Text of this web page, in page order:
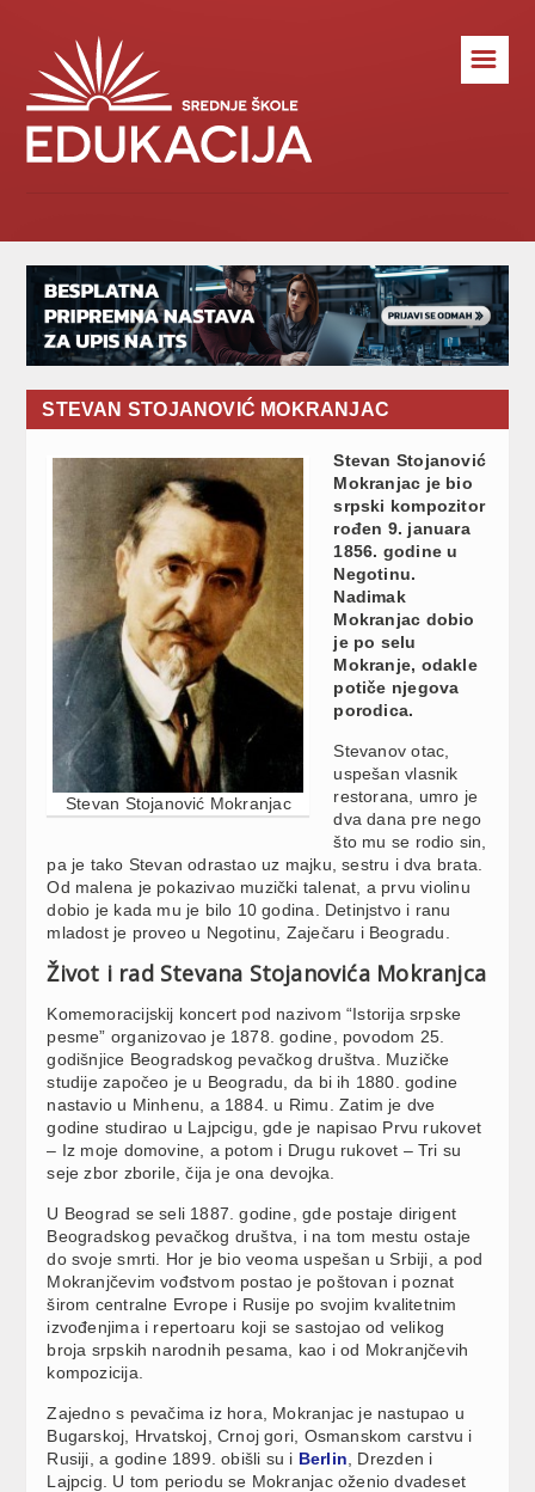
☰
STEVAN STOJANOVIĆ MOKRANJAC
Stevan Stojanović Mokranjac
Stevan Stojanović
Mokranjac je bio
srpski kompozitor
rođen 9. januara
1856. godine u
Negotinu.
Nadimak
Mokranjac dobio
je po selu
Mokranje, odakle
potiče njegova
porodica.
Stevanov otac,
uspešan vlasnik
restorana, umro je
dva dana pre nego
što mu se rodio sin,
pa je tako Stevan odrastao uz majku, sestru i dva brata.
Od malena je pokazivao muzički talenat, a prvu violinu
dobio je kada mu je bilo 10 godina. Detinjstvo i ranu
mladost je proveo u Negotinu, Zaječaru i Beogradu.
Život i rad Stevana Stojanovića Mokranjca
Komemoracijskij koncert pod nazivom “Istorija srpske
pesme” organizovao je 1878. godine, povodom 25.
godišnjice Beogradskog pevačkog društva. Muzičke
studije započeo je u Beogradu, da bi ih 1880. godine
nastavio u Minhenu, a 1884. u Rimu. Zatim je dve
godine studirao u Lajpcigu, gde je napisao Prvu rukovet
– Iz moje domovine, a potom i Drugu rukovet – Tri su
seje zbor zborile, čija je ona devojka.
U Beograd se seli 1887. godine, gde postaje dirigent
Beogradskog pevačkog društva, i na tom mestu ostaje
do svoje smrti. Hor je bio veoma uspešan u Srbiji, a pod
Mokranjčevim vođstvom postao je poštovan i poznat
širom centralne Evrope i Rusije po svojim kvalitetnim
izvođenjima i repertoaru koji se sastojao od velikog
broja srpskih narodnih pesama, kao i od Mokranjčevih
kompozicija.
Zajedno s pevačima iz hora, Mokranjac je nastupao u
Bugarskoj, Hrvatskoj, Crnoj gori, Osmanskom carstvu i
Rusiji, a godine 1899. obišli su i Berlin , Drezden i
Lajpcig. U tom periodu se Mokranjac oženio dvadeset